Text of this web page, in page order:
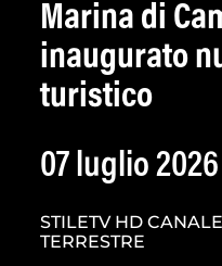
Marina di
inaugurato
turistico
07 luglio 2026
STILETV HD
TERRESTRE